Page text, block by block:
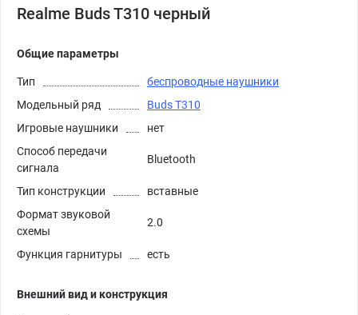
Realme Buds T310 черный
Общие параметры
Тип
беспроводные наушники
Модельный ряд
Buds T310
Игровые наушники
нет
Способ передачи
сигнала
Bluetooth
Тип конструкции
вставные
Формат звуковой
схемы
2.0
Функция гарнитуры есть
Внешний вид и конструкция